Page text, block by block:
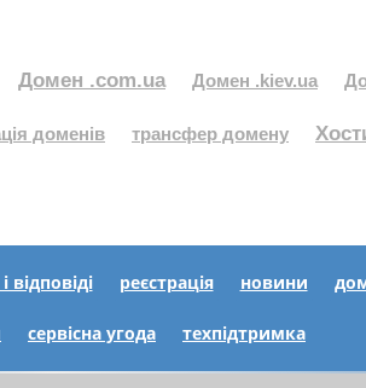
Домен .com.ua Домен .kiev.ua
доменів трансфер домену
відповіді реєстрація новини
сервісна угода техпідтримка